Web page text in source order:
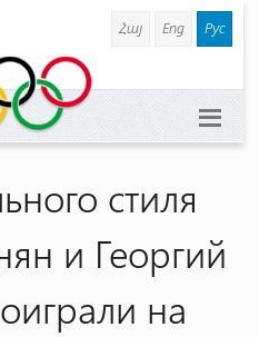
Հայ Eng Рус
стиля
и Георгий
на